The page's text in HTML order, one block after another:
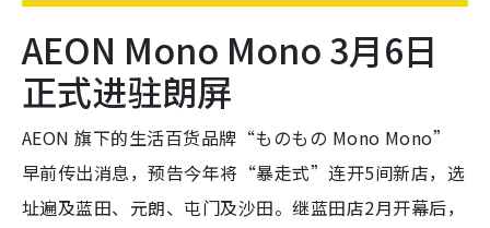
AEON Mono Mono 3月6日
正式进驻朗屏
AEON 旗下的生活百货品牌“ものもの Mono Mono”
早前传出消息，预告今年将“暴走式”连开5间新店，选
址遍及蓝田、元朗、屯门及沙田。继蓝田店2月开幕后，